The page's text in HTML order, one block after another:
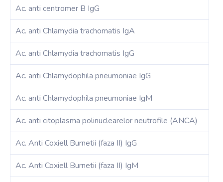
Ac. anti centromer B IgG
Ac. anti Chlamydia trachomatis IgA
Ac. anti Chlamydia trachomatis IgG
Ac. anti Chlamydophila pneumoniae IgG
Ac. anti Chlamydophila pneumoniae IgM
Ac. anti citoplasma polinuclearelor neutrofile (ANCA)
Ac. Anti Coxiell Burnetii (faza II) IgG
Ac. Anti Coxiell Burnetii (faza II) IgM